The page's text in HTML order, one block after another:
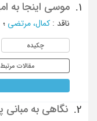
1. موسی اینجا به
ناقد : کمال، مرتضی ؛
چکیده
مقالات مرتبط
2. نگاهی به